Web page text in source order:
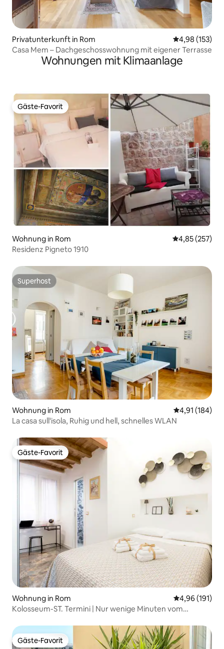
Privatunterkunft in Rom
4,98 (153)
Casa Mem – Dachgeschosswohnung mit eigener Terrasse
Wohnungen mit Klimaanlage
Gäste-Favorit
Gäste-Favorit
Wohnung in Rom
4,85 (257)
Residenz Pigneto 1910
Superhost
Superhost
Wohnung in Rom
4,91 (184)
La casa sull'isola, Ruhig und hell, schnelles WLAN
Gäste-Favorit
Gäste-Favorit
Wohnung in Rom
4,96 (191)
Kolosseum-ST. Termini | Nur wenige Minuten vom
Gäste-Favorit
Gäste-Favorit